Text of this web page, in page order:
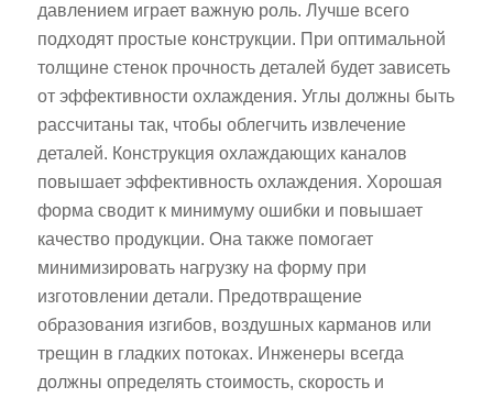
давлением играет важную роль. Лучше всего
подходят простые конструкции. При оптимальной
толщине стенок прочность деталей будет зависеть
от эффективности охлаждения. Углы должны быть
рассчитаны так, чтобы облегчить извлечение
деталей. Конструкция охлаждающих каналов
повышает эффективность охлаждения. Хорошая
форма сводит к минимуму ошибки и повышает
качество продукции. Она также помогает
минимизировать нагрузку на форму при
изготовлении детали. Предотвращение
образования изгибов, воздушных карманов или
трещин в гладких потоках. Инженеры всегда
должны определять стоимость, скорость и